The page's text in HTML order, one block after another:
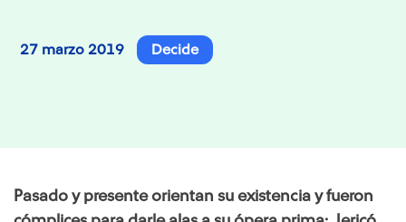
27 marzo 2019 Decide
Pasado y presente orientan su existencia y fueron